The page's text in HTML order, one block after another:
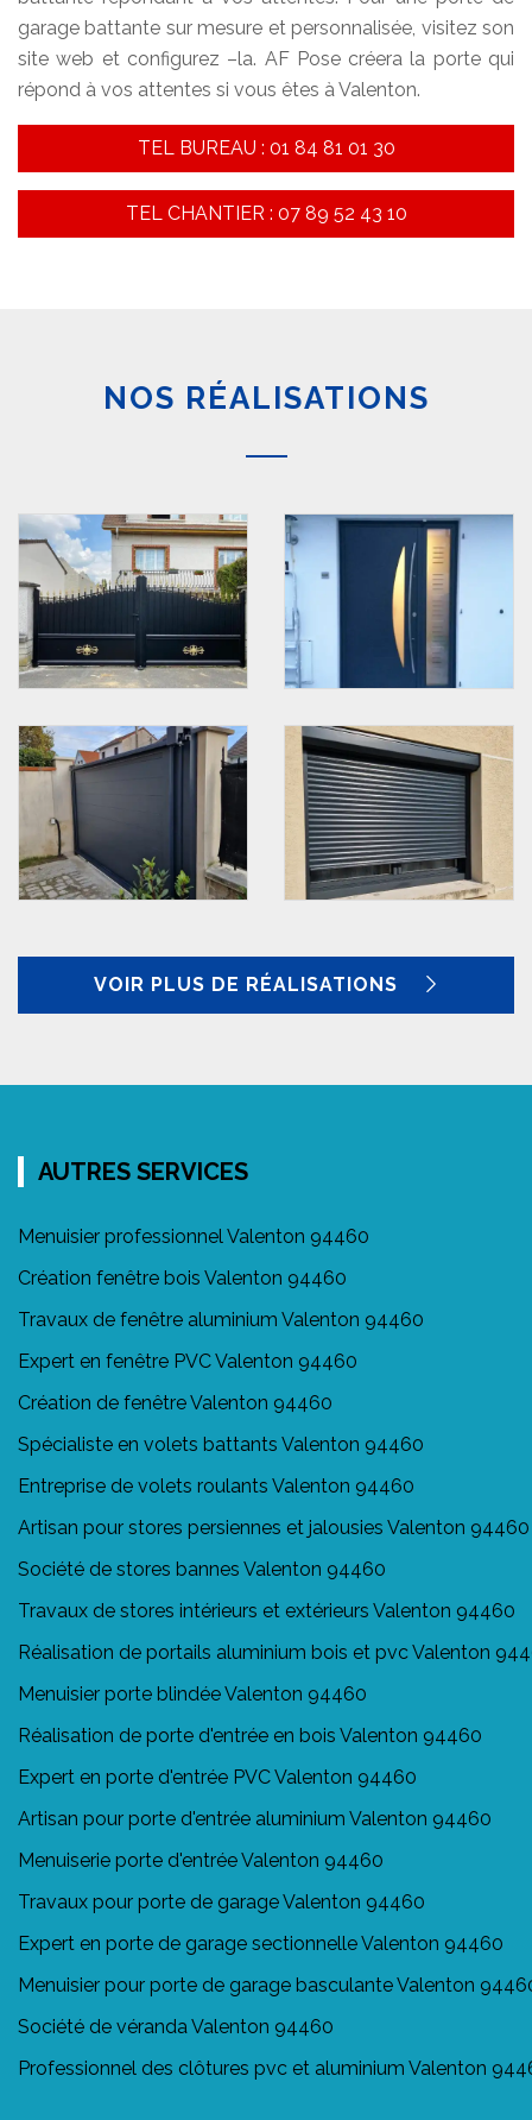
garage battante sur mesure et personnalisée, visitez son
site web et configurez –la. AF Pose créera la porte qui
répond à vos attentes si vous êtes à Valenton.
TEL BUREAU : 01 84 81 01 30
TEL CHANTIER : 07 89 52 43 10
NOS RÉALISATIONS
VOIR PLUS DE RÉALISATIONS
AUTRES SERVICES
Menuisier professionnel Valenton 94460
Création fenêtre bois Valenton 94460
Travaux de fenêtre aluminium Valenton 94460
Expert en fenêtre PVC Valenton 94460
Création de fenêtre Valenton 94460
Spécialiste en volets battants Valenton 94460
Entreprise de volets roulants Valenton 94460
Artisan pour stores persiennes et jalousies Valenton 94460
Société de stores bannes Valenton 94460
Travaux de stores intérieurs et extérieurs Valenton 94460
Réalisation de portails aluminium bois et pvc Valenton
Menuisier porte blindée Valenton 94460
Réalisation de porte d'entrée en bois Valenton 94460
Expert en porte d'entrée PVC Valenton 94460
Artisan pour porte d'entrée aluminium Valenton 94460
Menuiserie porte d'entrée Valenton 94460
Travaux pour porte de garage Valenton 94460
Expert en porte de garage sectionnelle Valenton 94460
Menuisier pour porte de garage basculante Valenton
Société de véranda Valenton 94460
Professionnel des clôtures pvc et aluminium Valenton